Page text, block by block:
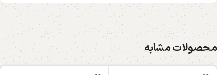
محصولات مشابه